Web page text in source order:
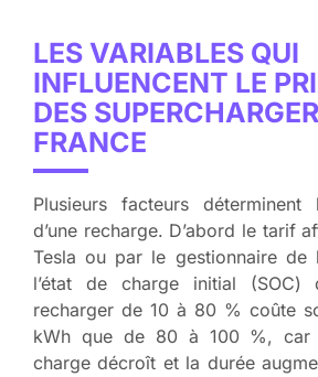
LES VARIABLES QUI
INFLUENCENT LE
DES
FRANCE
Plusieurs facteurs
d’une recharge. D’abord le tarif
Tesla ou par le gestionnaire de
l’état de charge initial
recharger de 10 à 80 % coûte
kWh que de 80 à 100 %, car
charge décroît et la durée